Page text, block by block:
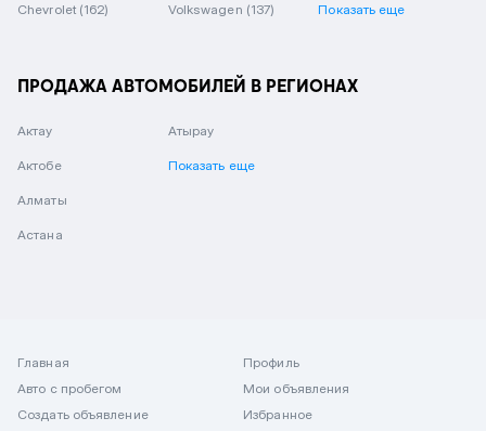
Chevrolet (162) Volkswagen (137) Показать еще
ПРОДАЖА АВТОМОБИЛЕЙ В РЕГИОНАХ
Актау
Актобе
Алматы
Астана
Атырау
Показать еще
Главная
Авто с пробегом
Создать объявление
Профиль
Мои объявления
Избранное